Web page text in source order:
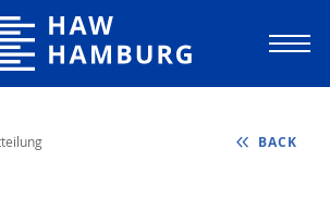
University of Applied
BACK